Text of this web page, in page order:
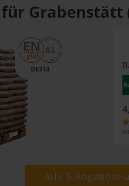
Grabenstätt
DE314
Alle 5 Angebote